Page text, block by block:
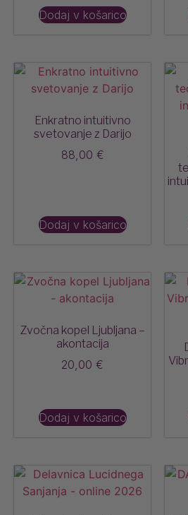
Dodaj v košarico
Enkratno intuitivno
svetovanje z Darijo
88,00 €
Dodaj v košarico
Zvočna kopel Ljubljana –
akontacija
20,00 €
Dodaj v košarico